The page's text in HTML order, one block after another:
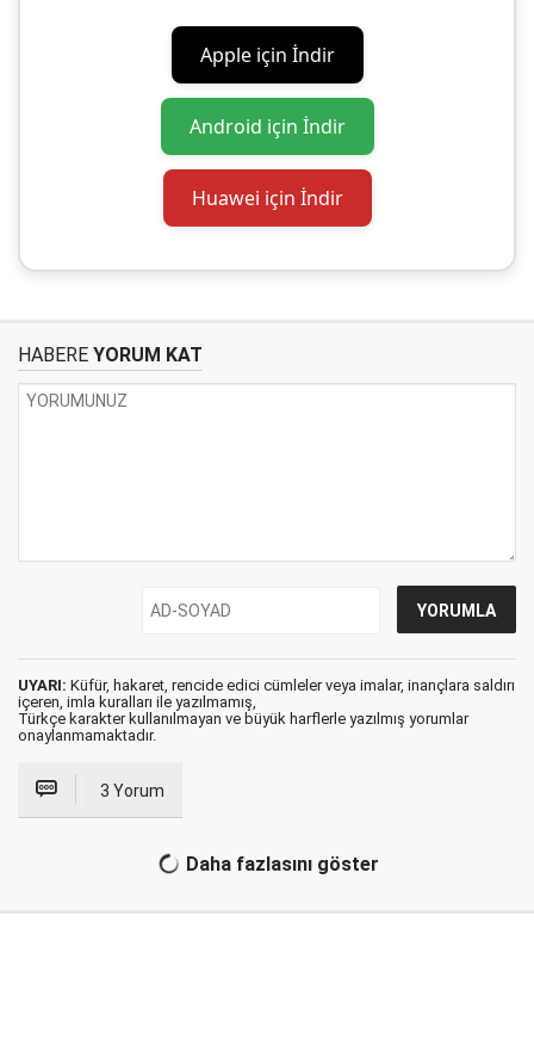
Apple için İndir
Android için İndir
Huawei için İndir
HABERE YORUM KAT
UYARI: Küfür, hakaret, rencide edici cümleler veya imalar, inançlara saldırı
içeren, imla kuralları ile yazılmamış,
Türkçe karakter kullanılmayan ve büyük harflerle yazılmış yorumlar
onaylanmamaktadır.
3 Yorum
Daha fazlasını göster